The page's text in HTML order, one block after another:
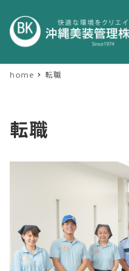
home 転職
転職